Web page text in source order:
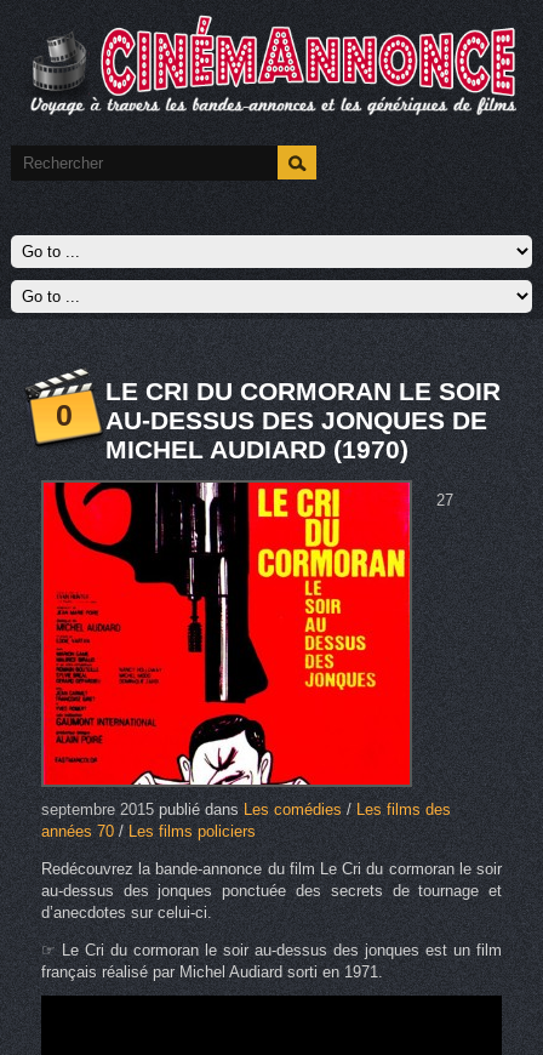
0
LE CRI DU CORMORAN LE SOIR
AU-DESSUS DES JONQUES DE
MICHEL AUDIARD (1970)
27
septembre 2015publié dansLes comédies/Les films des
années 70/Les films policiers
Redécouvrez la bande-annonce du film Le Cri du cormoran le soir
au-dessus des jonques ponctuée des secrets de tournage et
d’anecdotes sur celui-ci.
☞ Le Cri du cormoran le soir au-dessus des jonques est un film
français réalisé par Michel Audiard sorti en 1971.